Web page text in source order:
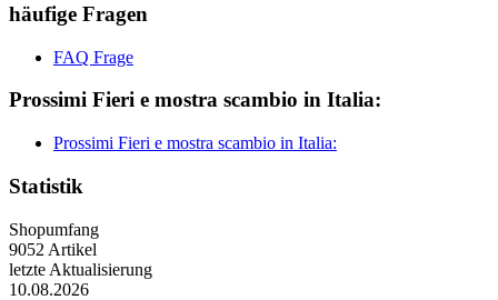
häufige Fragen
FAQ Frage
Prossimi Fieri e mostra scambio in Italia:
Prossimi Fieri e mostra scambio in Italia:
Statistik
Shopumfang
9052 Artikel
letzte Aktualisierung
10.08.2026